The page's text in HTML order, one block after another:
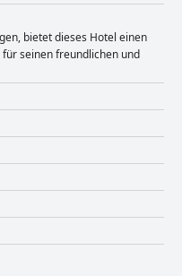
bietet dieses Hotel einen
seinen freundlichen und